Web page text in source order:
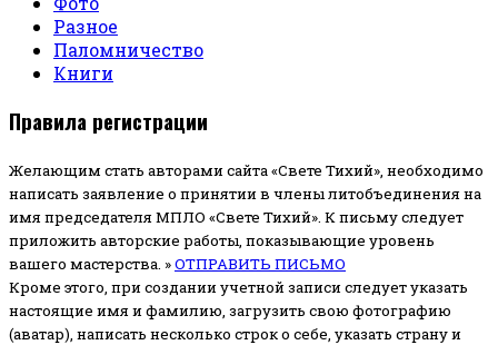
Разное
Паломничество
Книги
Правила регистрации
Желающим стать авторами сайта «Свете Тихий», необходимо
написать заявление о принятии в члены литобъединения на
имя председателя МПЛО «Свете Тихий». К письму следует
приложить авторские работы, показывающие уровень
вашего мастерства. »ОТПРАВИТЬ ПИСЬМО
Кроме этого, при создании учетной записи следует указать
настоящие имя и фамилию, загрузить свою фотографию
(аватар), написать несколько строк о себе, указать страну и